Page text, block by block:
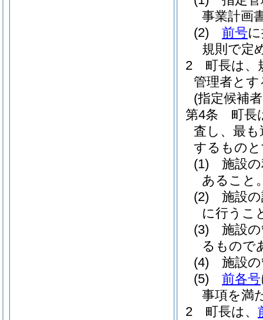
事業計画
(2)
前号
規則で定
2
町長は、
管理者と
(指定候補
第4条
町長
査し、最
するもの
(1)
施設
あること
(2)
施設
に行うこ
(3)
施設
るもので
(4)
施設
(5)
前各号
事項を満
2
町長は、